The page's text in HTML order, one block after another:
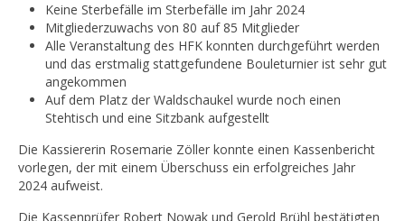
Keine Sterbefälle im Sterbefälle im Jahr 2024
Mitgliederzuwachs von 80 auf 85 Mitglieder
Alle Veranstaltung des HFK konnten durchgeführt werden
und das erstmalig stattgefundene Bouleturnier ist sehr gut
angekommen
Auf dem Platz der Waldschaukel wurde noch einen
Stehtisch und eine Sitzbank aufgestellt
Die Kassiererin Rosemarie Zöller konnte einen Kassenbericht
vorlegen, der mit einem Überschuss ein erfolgreiches Jahr
2024 aufweist.
Die Kassenprüfer Robert Nowak und Gerold Brühl bestätigten